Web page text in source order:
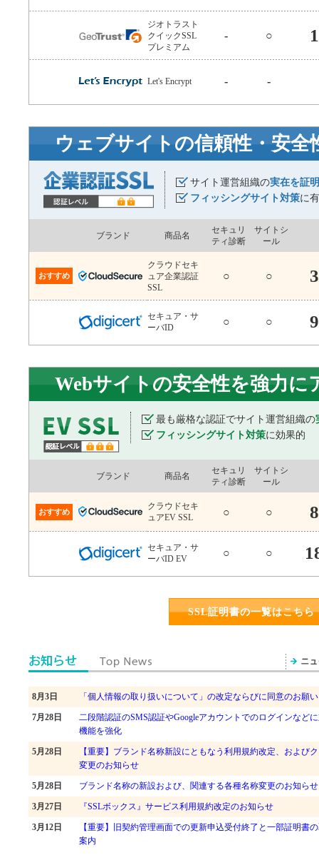
ジオトラスト
クイックSSL
プレミアム
- ○
Let's Encrypt - -
ウェブサイトの信頼性・安全
サイト運営組織の実在を証明
フィッシングサイト対策に
ブランド 商品名
セキュリ
ティ診断
サイトシ
ール
おすすめ
クラウドセキ
ュア企業認証
SSL
○ ○
セキュア・サ
ーバID
○ ○
Webサイトの安全性を強力に
最も厳格な認証でサイト運営組織の
フィッシングサイト対策に効果的
ブランド 商品名
セキュリ
ティ診断
サイトシ
ール
おすすめ
クラウドセキ
ュアEV SSL
○ ○
セキュア・サ
ーバID EV
○ ○
SSL証明書の一覧はこちら
8月3日 「個人情報の取り扱いについて」の改定ならびに同意のお願
7月28日
二段階認証のSMS認証やGoogleアカウントでのログインなど
機能を強化
5月28日
【重要】ブランド名称新設にともなう利用規約改定、および
変更のお知らせ
5月28日 ブランド名称の新設および、関連する各種名称変更のお知らせ
3月27日 『SSLボックス』サービス利用規約改定のお知らせ
3月12日
【重要】旧契約管理画面での更新申込受付終了と一部証明書
案内